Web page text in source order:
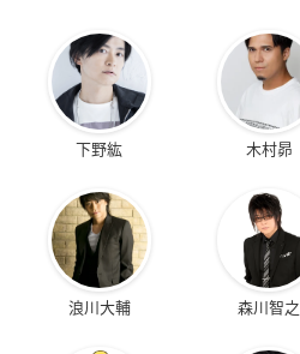
下野紘 木村昴
浪川大輔 森川智之